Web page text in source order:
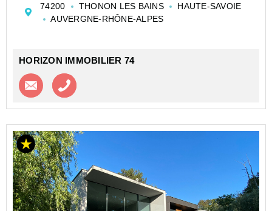
La maison se distingue par la qualité de ses
équipement...
74200 THONON LES BAINS
HAUTE-SAVOIE
AUVERGNE-RHÔNE-ALPES
HORIZON IMMOBILIER 74
Contacter l'agence